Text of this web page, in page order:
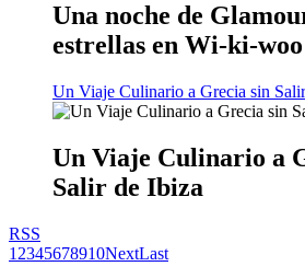
Una noche de
estrellas en Wi-ki-woo
Un Viaje Culinario a Grecia sin
Un Viaje Culinario a
Salir de Ibiza
RSS
1 2345678910NextLast